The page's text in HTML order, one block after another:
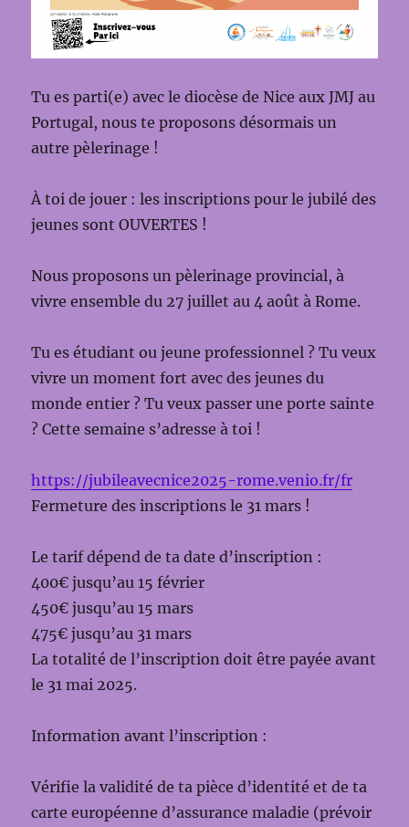
Tu es parti(e) avec le diocèse de Nice aux JMJ au
Portugal, nous te proposons désormais un
autre pèlerinage !
À toi de jouer : les inscriptions pour le jubilé des
jeunes sont OUVERTES !
Nous proposons un pèlerinage provincial, à
vivre ensemble du 27 juillet au 4 août à Rome.
Tu es étudiant ou jeune professionnel ? Tu veux
vivre un moment fort avec des jeunes du
monde entier ? Tu veux passer une porte sainte
? Cette semaine s’adresse à toi !
https://jubileavecnice2025-rome.venio.fr/fr
Fermeture des inscriptions le 31 mars !
Le tarif dépend de ta date d’inscription :
400€ jusqu’au 15 février
450€ jusqu’au 15 mars
475€ jusqu’au 31 mars
La totalité de l’inscription doit être payée avant
le 31 mai 2025.
Information avant l’inscription :
Vérifie la validité de ta pièce d’identité et de ta
carte européenne d’assurance maladie (prévoir